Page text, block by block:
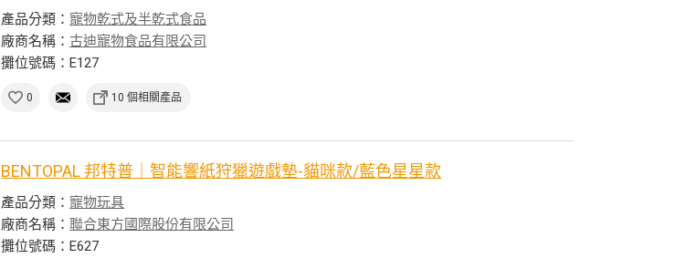
產品分類：寵物乾式及半乾式食品
廠商名稱：古迪寵物食品有限公司
攤位號碼：E127
0 10 個相關產品
BENTOPAL 邦特普｜智能響紙狩獵遊戲墊-貓咪款/藍色星星款
產品分類：寵物玩具
廠商名稱：聯合東方國際股份有限公司
攤位號碼：E627